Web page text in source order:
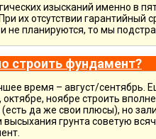
изысканий именно в
их отсутствии гарантийный
не планируются, то мы
строить фундамент?
время – август/сентябрь.
ноябре строить
да же свои плюсы), но
грунта советую